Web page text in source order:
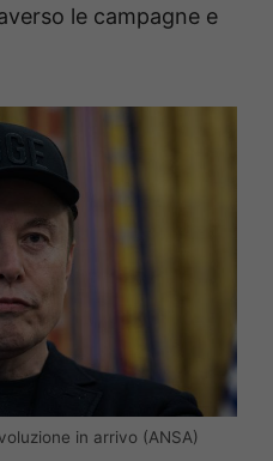
le campagne e
in arrivo (ANSA)